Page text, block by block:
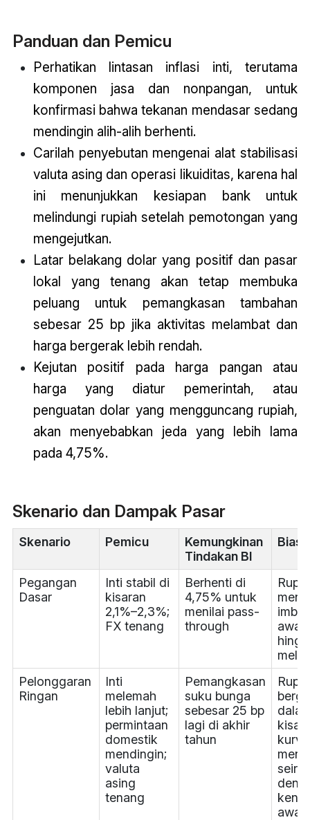
Panduan dan Pemicu
Perhatikan lintasan inflasi inti, terutama
komponen jasa dan nonpangan, untuk
konfirmasi bahwa tekanan mendasar sedang
mendingin alih-alih berhenti.
Carilah penyebutan mengenai alat stabilisasi
valuta asing dan operasi likuiditas, karena hal
ini menunjukkan kesiapan bank untuk
melindungi rupiah setelah pemotongan yang
mengejutkan.
Latar belakang dolar yang positif dan pasar
lokal yang tenang akan tetap membuka
peluang untuk pemangkasan tambahan
sebesar 25 bp jika aktivitas melambat dan
harga bergerak lebih rendah.
Kejutan positif pada harga pangan atau
harga yang diatur pemerintah, atau
penguatan dolar yang mengguncang rupiah,
akan menyebabkan jeda yang lebih lama
pada 4,75%.
Skenario dan Dampak Pasar
Skenario Pemicu
Kemungkinan
Tindakan BI
Bias
Pegangan
Dasar
Inti stabil di
kisaran
2,1%–2,3%;
FX tenang
Berhenti di
4,75% untuk
menilai pass-
through
awal
Pelonggaran
Ringan
Inti
melemah
lebih lanjut;
permintaan
domestik
mendingin;
valuta
asing
tenang
Pemangkasan
suku bunga
sebesar 25 bp
lagi di akhir
tahun
awal